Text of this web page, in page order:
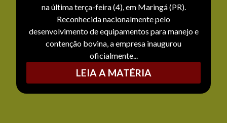
na última terça-feira (4), em Maringá (PR).
Reconhecida nacionalmente pelo
desenvolvimento de equipamentos para manejo e
contenção bovina, a empresa inaugurou
oficialmente...
LEIA A MATÉRIA